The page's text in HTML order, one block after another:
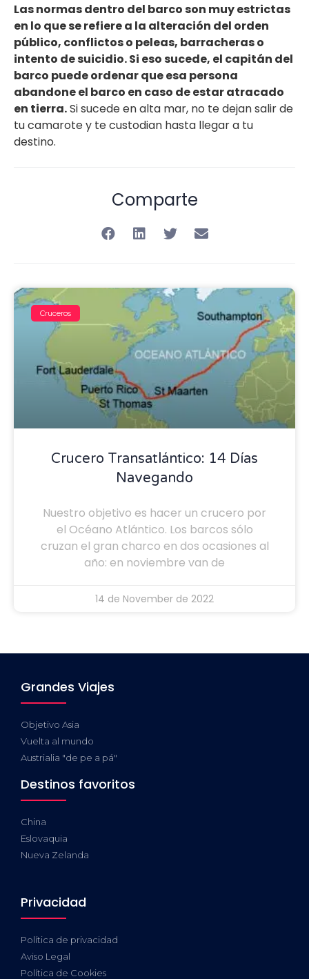
Las normas dentro del barco son muy estrictas
en lo que se refiere a la alteración del orden
público, conflictos o peleas, barracheras o
intento de suicidio. Si eso sucede, el capitán del
barco puede ordenar que esa persona
abandone el barco en caso de estar atracado
en tierra.Si sucede en alta mar, no te dejan salir de
tu camarote y te custodian hasta llegar a tu
destino.
Comparte
Cruceros
Crucero Transatlántico: 14 Días
Navegando
Nuestro objetivo es hacer un crucero por
el Océano Atlántico. Los barcos sólo
cruzan el gran charco en dos ocasiones al
año: en noviembre van de
14 de November de 2022
Grandes Viajes
Objetivo Asia
Vuelta al mundo
Austrialia "de pe a pá"
Destinos favoritos
China
Eslovaquia
Nueva Zelanda
Privacidad
Política de privacidad
Aviso Legal
Política de Cookies